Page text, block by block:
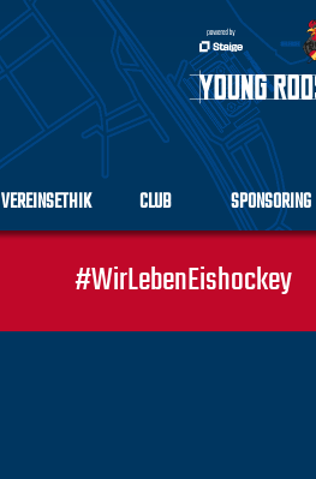
VEREINSETHIK CLUB SPONSORING
#WirLebenEishockey